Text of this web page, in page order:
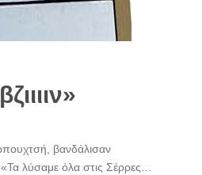
βανδάλισαν
λύσαμε όλα στις Σέρρες…